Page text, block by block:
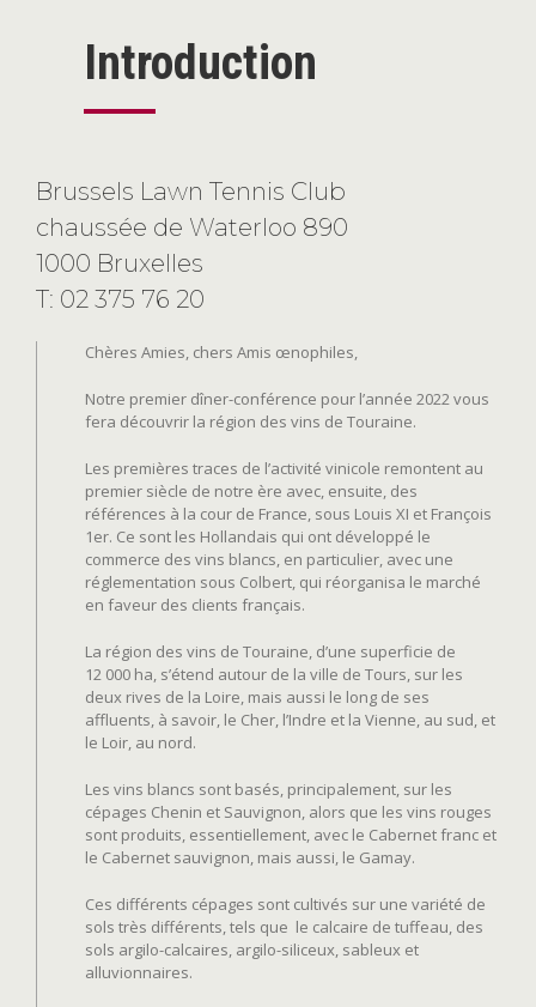
Introduction
Brussels Lawn Tennis Club
chaussée de Waterloo 890
1000 Bruxelles
T: 02 375 76 20
Chères Amies, chers Amis œnophiles,
Notre premier dîner-conférence pour l’année 2022 vous
fera découvrir la région des vins de Touraine.
Les premières traces de l’activité vinicole remontent au
premier siècle de notre ère avec, ensuite, des
références à la cour de France, sous Louis XI et François
1er. Ce sont les Hollandais qui ont développé le
commerce des vins blancs, en particulier, avec une
réglementation sous Colbert, qui réorganisa le marché
en faveur des clients français.
La région des vins de Touraine, d’une superficie de
12 000 ha, s’étend autour de la ville de Tours, sur les
deux rives de la Loire, mais aussi le long de ses
affluents, à savoir, le Cher, l’Indre et la Vienne, au sud, et
le Loir, au nord.
Les vins blancs sont basés, principalement, sur les
cépages Chenin et Sauvignon, alors que les vins rouges
sont produits, essentiellement, avec le Cabernet franc et
le Cabernet sauvignon, mais aussi, le Gamay.
Ces différents cépages sont cultivés sur une variété de
sols très différents, tels que le calcaire de tuffeau, des
sols argilo-calcaires, argilo-siliceux, sableux et
alluvionnaires.